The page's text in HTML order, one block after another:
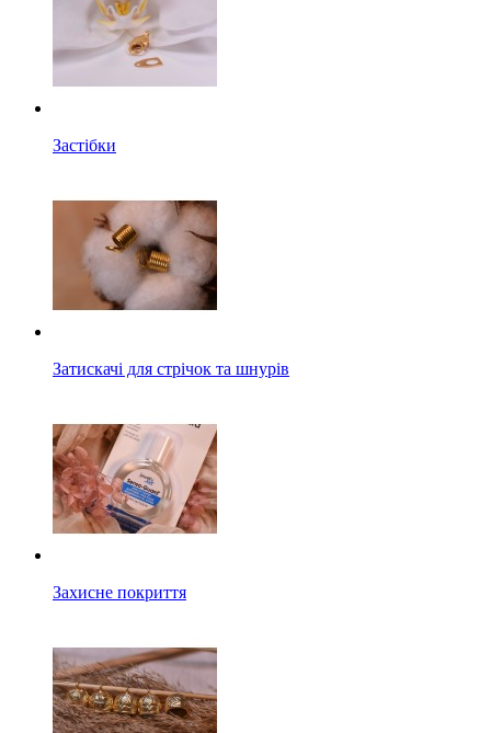
Застібки
Затискачі для стрічок та шнурів
Захисне покриття